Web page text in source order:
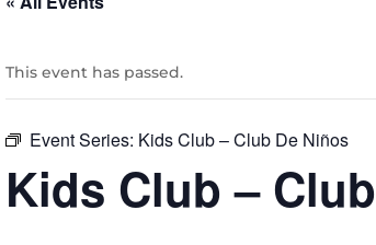
This event has passed.
Event Series: Kids Club – Club De Niños
Kids Club –